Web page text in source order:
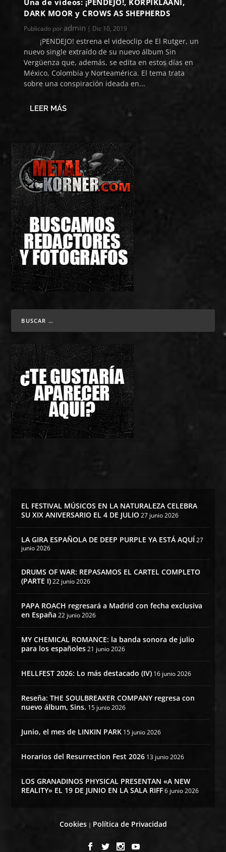
Una de vídeos: ¡PENDEJO!, KORPIKLAANI,
DARK MOOR y CROWS AS SHEPHERDS
Publicado poradmin | Dic 10, 2019
¡PENDEJO! estrena el videoclip de El Rutger, un
nuevo single extraído de su nuevo álbum Sin
Vergüenza que, además, se edita en estos días en
México, Colombia y Norteamérica. El tema trata
sobre una conspiración ideada en...
LEER MÁS
EL FESTIVAL MÚSICOS EN LA NATURALEZA CELEBRA
SU XIX ANIVERSARIO EL 4 DE JULIO 27 junio 2026
LA GIRA ESPAÑOLA DE DEEP PURPLE YA ESTÁ AQUÍ 27
junio 2026
DRUMS OF WAR: REPASAMOS EL CARTEL COMPLETO
(PARTE I) 22 junio 2026
PAPA ROACH regresará a Madrid con fecha exclusiva
en España 22 junio 2026
MY CHEMICAL ROMANCE: la banda sonora de julio
para los españoles 21 junio 2026
HELLFEST 2026: Lo más destacado (IV) 16 junio 2026
Reseña: THE SOULBREAKER COMPANY regresa con
nuevo álbum, Sins. 15 junio 2026
Junio, el mes de LINKIN PARK 15 junio 2026
Horarios del Resurrection Fest 2026 13 junio 2026
LOS GRANADINOS PHYSICAL PRESENTAN «A NEW
REALITY» EL 19 DE JUNIO EN LA SALA RIFF 6 junio 2026
Cookies| Política de Privacidad